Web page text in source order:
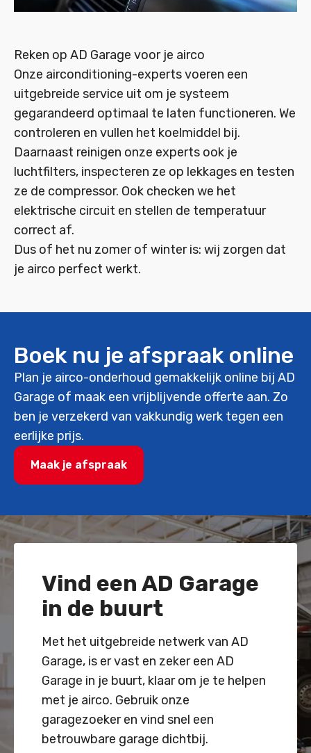
Reken op AD Garage voor je airco
Onze airconditioning-experts voeren een
uitgebreide service uit om je systeem
gegarandeerd optimaal te laten functioneren. We
controleren en vullen het koelmiddel bij.
Daarnaast reinigen onze experts ook je
luchtfilters, inspecteren ze op lekkages en testen
ze de compressor. Ook checken we het
elektrische circuit en stellen de temperatuur
correct af.
Dus of het nu zomer of winter is: wij zorgen dat
je airco perfect werkt.
Boek nu je afspraak online
Plan je airco-onderhoud gemakkelijk online bij AD
Garage of maak een vrijblijvende offerte aan. Zo
ben je verzekerd van vakkundig werk tegen een
eerlijke prijs.
Maak je afspraak
Vind een AD Garage
in de buurt
Met het uitgebreide netwerk van AD
Garage, is er vast en zeker een AD
Garage in je buurt, klaar om je te helpen
met je airco. Gebruik onze
garagezoeker en vind snel een
betrouwbare garage dichtbij.